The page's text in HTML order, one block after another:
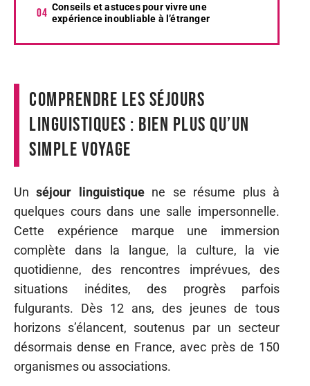
Conseils et astuces pour vivre une
expérience inoubliable à l’étranger
Comprendre les séjours
linguistiques : bien plus qu’un
simple voyage
Unséjour linguistiquene se résume plus à
quelques cours dans une salle impersonnelle.
Cette expérience marque une immersion
complète dans la langue, la culture, la vie
quotidienne, des rencontres imprévues, des
situations inédites, des progrès parfois
fulgurants. Dès 12 ans, des jeunes de tous
horizons s’élancent, soutenus par un secteur
désormais dense en France, avec près de 150
organismes ou associations.